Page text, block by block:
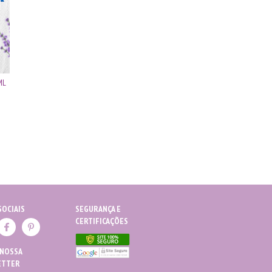
SEGURANÇA E
CERTIFICAÇÕES